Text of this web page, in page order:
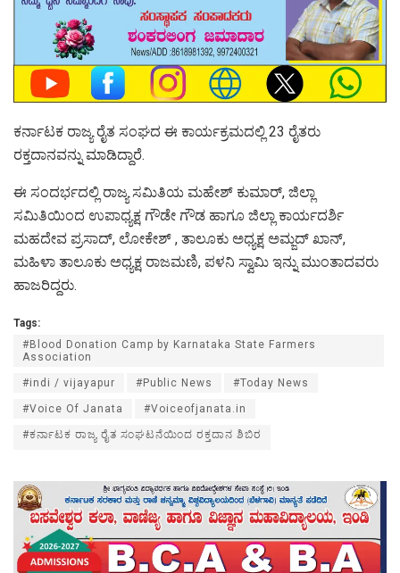
ಕರ್ನಾಟಕ ರಾಜ್ಯ ರೈತ ಸಂಘದ ಈ ಕಾರ್ಯಕ್ರಮದಲ್ಲಿ 23 ರೈತರು
ರಕ್ತದಾನವನ್ನು ಮಾಡಿದ್ದಾರೆ.
ಈ ಸಂದರ್ಭದಲ್ಲಿ ರಾಜ್ಯ ಸಮಿತಿಯ ಮಹೇಶ್ ಕುಮಾರ್, ಜಿಲ್ಲಾ
ಸಮಿತಿಯಿಂದ ಉಪಾಧ್ಯಕ್ಷ ಗೌಡೇ ಗೌಡ ಹಾಗೂ ಜಿಲ್ಲಾ ಕಾರ್ಯದರ್ಶಿ
ಮಹದೇವ ಪ್ರಸಾದ್, ಲೋಕೇಶ್ , ತಾಲೂಕು ಅಧ್ಯಕ್ಷ ಅಮ್ಜದ್ ಖಾನ್,
ಮಹಿಳಾ ತಾಲೂಕು ಅಧ್ಯಕ್ಷ ರಾಜಮಣಿ, ಪಳನಿ ಸ್ವಾಮಿ ಇನ್ನು ಮುಂತಾದವರು
ಹಾಜರಿದ್ದರು.
Tags:
#Blood Donation Camp by Karnataka State Farmers
Association
#indi / vijayapur #Public News #Today News
#Voice Of Janata #Voiceofjanata.in
#ಕರ್ನಾಟಕ ರಾಜ್ಯ ರೈತ ಸಂಘಟನೆಯಿಂದ ರಕ್ತದಾನ ಶಿಬಿರ